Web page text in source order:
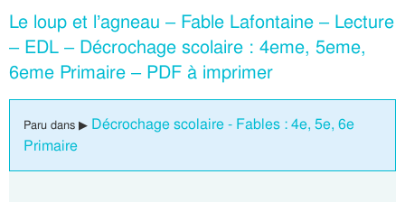
Le loup et l’agneau – Fable Lafontaine – Lecture
– EDL – Décrochage scolaire : 4eme, 5eme,
6eme Primaire – PDF à imprimer
Paru dans ▶ Décrochage scolaire - Fables : 4e, 5e, 6e
Primaire